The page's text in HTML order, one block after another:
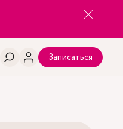
Записаться